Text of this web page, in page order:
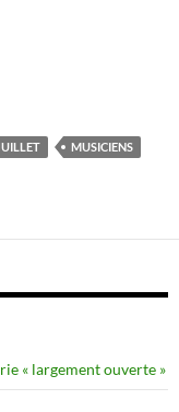
MUSICIENS
« largement ouverte »